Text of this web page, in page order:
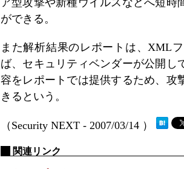
ア型攻撃や新種ウイルスなどへ短時
ができる。
また解析結果のレポートは、XML
ば、セキュリティベンダーが公開し
容をレポートでは提供するため、攻
きるという。
（Security NEXT - 2007/03/14 ）
関連リンク